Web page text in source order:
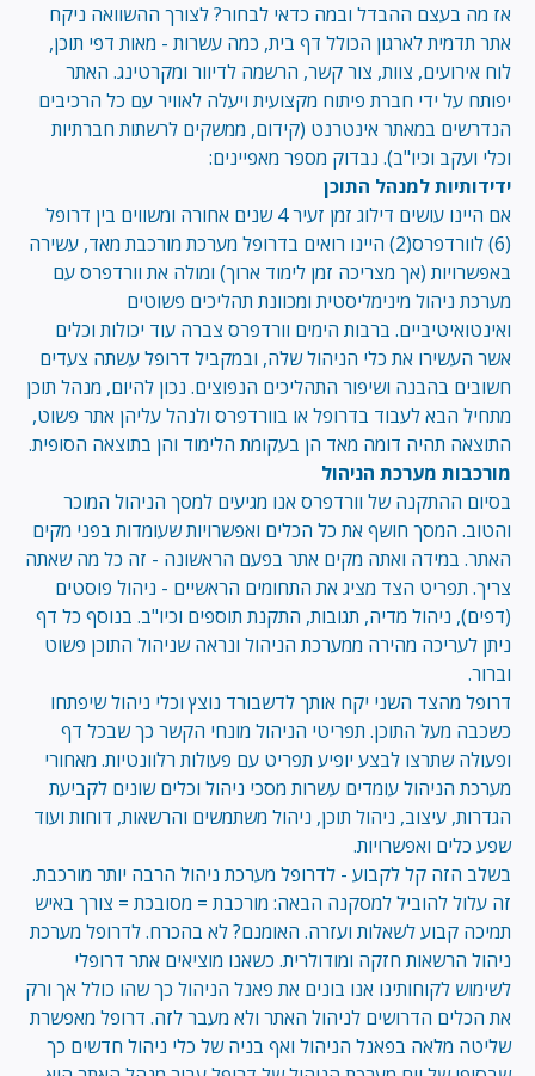
אז מה בעצם ההבדל ובמה כדאי לבחור? לצורך ההשוואה ניקח
אתר תדמית לארגון הכולל דף בית, כמה עשרות - מאות דפי תוכן,
לוח אירועים, צוות, צור קשר, הרשמה לדיוור ומקרטינג. האתר
יפותח על ידי חברת פיתוח מקצועית ויעלה לאוויר עם כל הרכיבים
הנדרשים במאתר אינטרנט (קידום, ממשקים לרשתות חברתיות
וכלי ועקב וכיו"ב). נבדוק מספר מאפיינים:
ידידותיות למנהל התוכן
אם היינו עושים דילוג זמן זעיר 4 שנים אחורה ומשווים בין דרופל
(6) לוורדפרס(2) היינו רואים בדרופל מערכת מורכבת מאד, עשירה
באפשרויות (אך מצריכה זמן לימוד ארוך) ומולה את וורדפרס עם
מערכת ניהול מינימליסטית ומכוונת תהליכים פשוטים
ואינטואיטיביים. ברבות הימים וורדפרס צברה עוד יכולות וכלים
אשר העשירו את כלי הניהול שלה, ובמקביל דרופל עשתה צעדים
חשובים בהבנה ושיפור התהליכים הנפוצים. נכון להיום, מנהל תוכן
מתחיל הבא לעבוד בדרופל או בוורדפרס ולנהל עליהן אתר פשוט,
התוצאה תהיה דומה מאד הן בעקומת הלימוד והן בתוצאה הסופית.
מורכבות מערכת הניהול
בסיום ההתקנה של וורדפרס אנו מגיעים למסך הניהול המוכר
והטוב. המסך חושף את כל הכלים ואפשרויות שעומדות בפני מקים
האתר. במידה ואתה מקים אתר בפעם הראשונה - זה כל מה שאתה
צריך. תפריט הצד מציג את התחומים הראשיים - ניהול פוסטים
(דפים), ניהול מדיה, תגובות, התקנת תוספים וכיו"ב. בנוסף כל דף
ניתן לעריכה מהירה ממערכת הניהול ונראה שניהול התוכן פשוט
וברור.
דרופל מהצד השני יקח אותך לדשבורד נוצץ וכלי ניהול שיפתחו
כשכבה מעל התוכן. תפריטי הניהול מונחי הקשר כך שבכל דף
ופעולה שתרצו לבצע יופיע תפריט עם פעולות רלוונטיות. מאחורי
מערכת הניהול עומדים עשרות מסכי ניהול וכלים שונים לקביעת
הגדרות, עיצוב, ניהול תוכן, ניהול משתמשים והרשאות, דוחות ועוד
שפע כלים ואפשרויות.
בשלב הזה קל לקבוע - לדרופל מערכת ניהול הרבה יותר מורכבת.
זה עלול להוביל למסקנה הבאה: מורכבת = מסובכת = צורך באיש
תמיכה קבוע לשאלות ועזרה. האומנם? לא בהכרח. לדרופל מערכת
ניהול הרשאות חזקה ומודולרית. כשאנו מוציאים אתר דרופלי
לשימוש לקוחותינו אנו בונים את פאנל הניהול כך שהו כולל אך ורק
את הכלים הדרושים לניהול האתר ולא מעבר לזה. דרופל מאפשרת
שליטה מלאה בפאנל הניהול ואף בניה של כלי ניהול חדשים כך